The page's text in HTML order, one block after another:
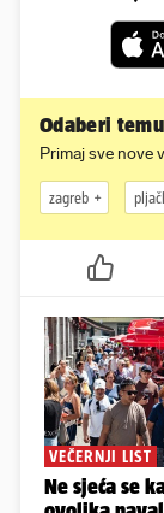
Odaberi
Primaj sve nove
zagreb